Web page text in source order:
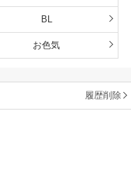
BL
お色気
履歴削除